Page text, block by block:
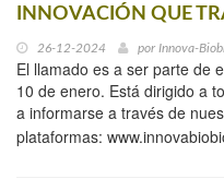
INNOVACIÓN QUE
26-12-2024 por Innova-
El llamado es a ser parte de
10 de enero. Está dirigido a
a informarse a través de
plataformas: